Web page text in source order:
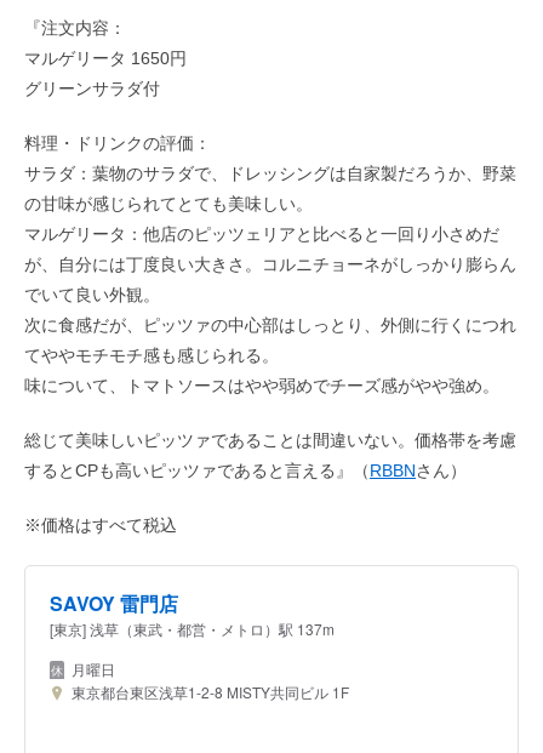
『注文内容：
マルゲリータ 1650円
グリーンサラダ付
料理・ドリンクの評価：
サラダ：葉物のサラダで、ドレッシングは自家製だろうか、野菜
の甘味が感じられてとても美味しい。
マルゲリータ：他店のピッツェリアと比べると一回り小さめだ
が、自分には丁度良い大きさ。コルニチョーネがしっかり膨らん
でいて良い外観。
次に食感だが、ピッツァの中心部はしっとり、外側に行くにつれ
てややモチモチ感も感じられる。
味について、トマトソースはやや弱めでチーズ感がやや強め。
総じて美味しいピッツァであることは間違いない。価格帯を考慮
するとCPも高いピッツァであると言える』（RBBNさん）
※価格はすべて税込
SAVOY 雷門店
[東京] 浅草（東武・都営・メトロ）駅 137m
月曜日
東京都台東区浅草1-2-8 MISTY共同ビル 1F